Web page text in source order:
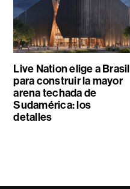
Live Nation elige a Brasil
para construir la mayor
arena techada de
Sudamérica: los
detalles